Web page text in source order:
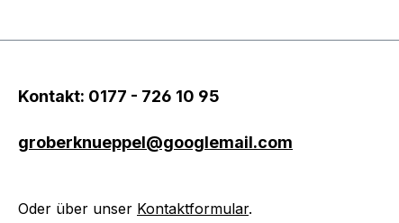
Kontakt: 0177 - 726 10 95
groberknueppel@googlemail.com
Oder über unser Kontaktformular.